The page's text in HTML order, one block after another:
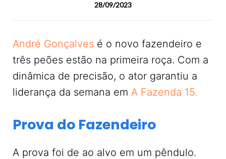
28/09/2023
André Gonçalves é o novo fazendeiro e
três peões estão na primeira roça. Com a
dinâmica de precisão, o ator garantiu a
liderança da semana em A Fazenda 15.
Prova do Fazendeiro
A prova foi de ao alvo em um pêndulo.